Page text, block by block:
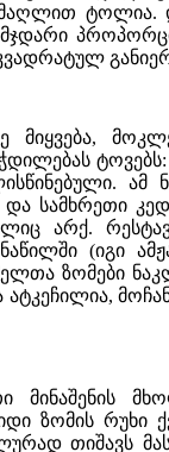
განიერ
ტოვებს:
ამ
სამხრეთი
არქ.
(იგი
ზომები
მინაშენის
ზომის რუხი
თიშავს მას